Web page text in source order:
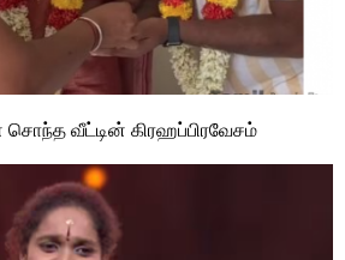
வீட்டின் கிரஹப்பிரவேசம்